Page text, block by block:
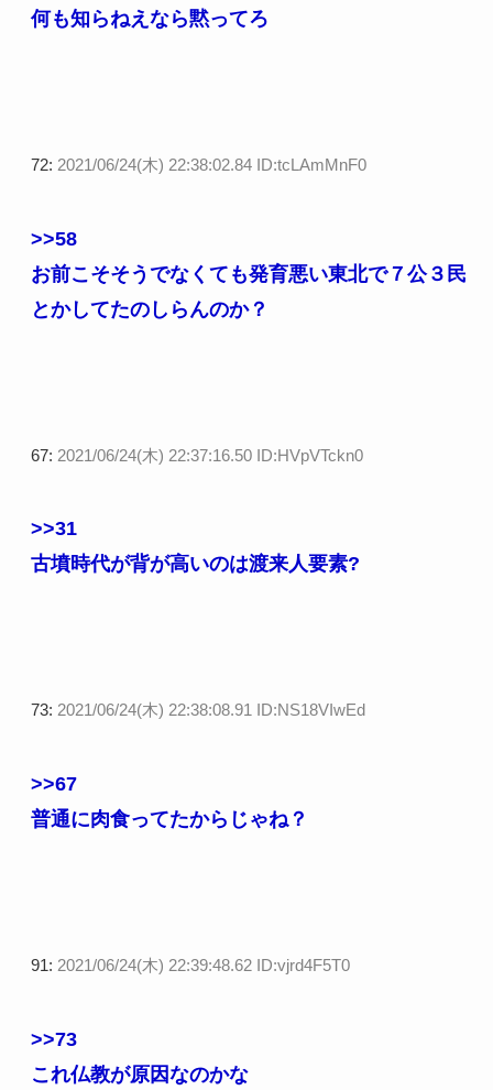
何も知らねえなら黙ってろ
72: 2021/06/24(木) 22:38:02.84 ID:tcLAmMnF0
>>58
お前こそそうでなくても発育悪い東北で７公３民
とかしてたのしらんのか？
67: 2021/06/24(木) 22:37:16.50 ID:HVpVTckn0
>>31
古墳時代が背が高いのは渡来人要素?
73: 2021/06/24(木) 22:38:08.91 ID:NS18VIwEd
>>67
普通に肉食ってたからじゃね？
91: 2021/06/24(木) 22:39:48.62 ID:vjrd4F5T0
>>73
これ仏教が原因なのかな